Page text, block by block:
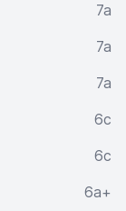
7a
7a
7a
6c
6c
6a+